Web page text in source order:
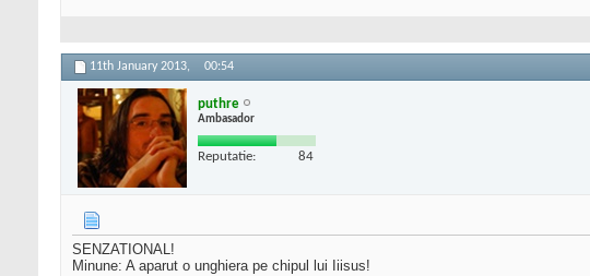
11th January 2013, 00:54
puthre
Ambasador
Reputatie: 84
SENZATIONAL!
Minune: A aparut o unghiera pe chipul lui Iiisus!